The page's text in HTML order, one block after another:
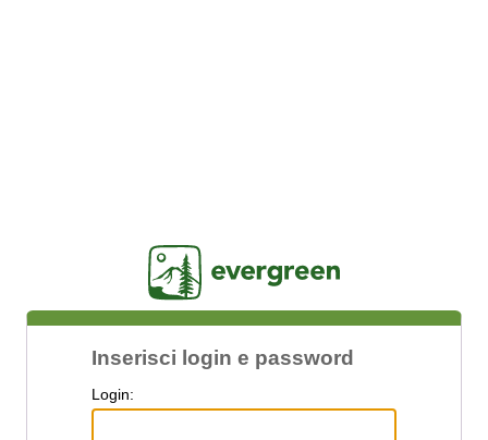
Inserisci login e password
L ogin: